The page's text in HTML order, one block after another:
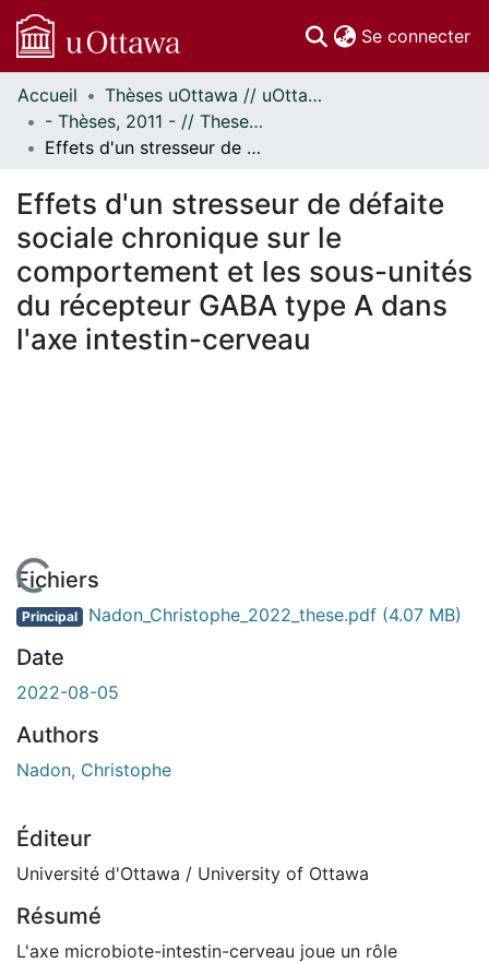
Se connecter
Communautés
et collections
Parcourir
À propos
Accueil
Thèses uOttawa // uOttawa Theses
- Thèses, 2011 - // Theses, 2011 -
Effets d'un stresseur de défaite sociale chronique sur le comportement et les sous-unités du récepteur GABA type A dans l'axe intestin-cerveau
Effets d'un stresseur de défaite
sociale chronique sur le
comportement et les sous-unités
du récepteur GABA type A dans
l'axe intestin-cerveau
En cours de chargement...
Fichiers
Principal Nadon_Christophe_2022_these.pdf (4.07 MB)
Date
2022-08-05
Authors
Nadon, Christophe
Éditeur
Université d'Ottawa / University of Ottawa
Résumé
L'axe microbiote-intestin-cerveau joue un rôle